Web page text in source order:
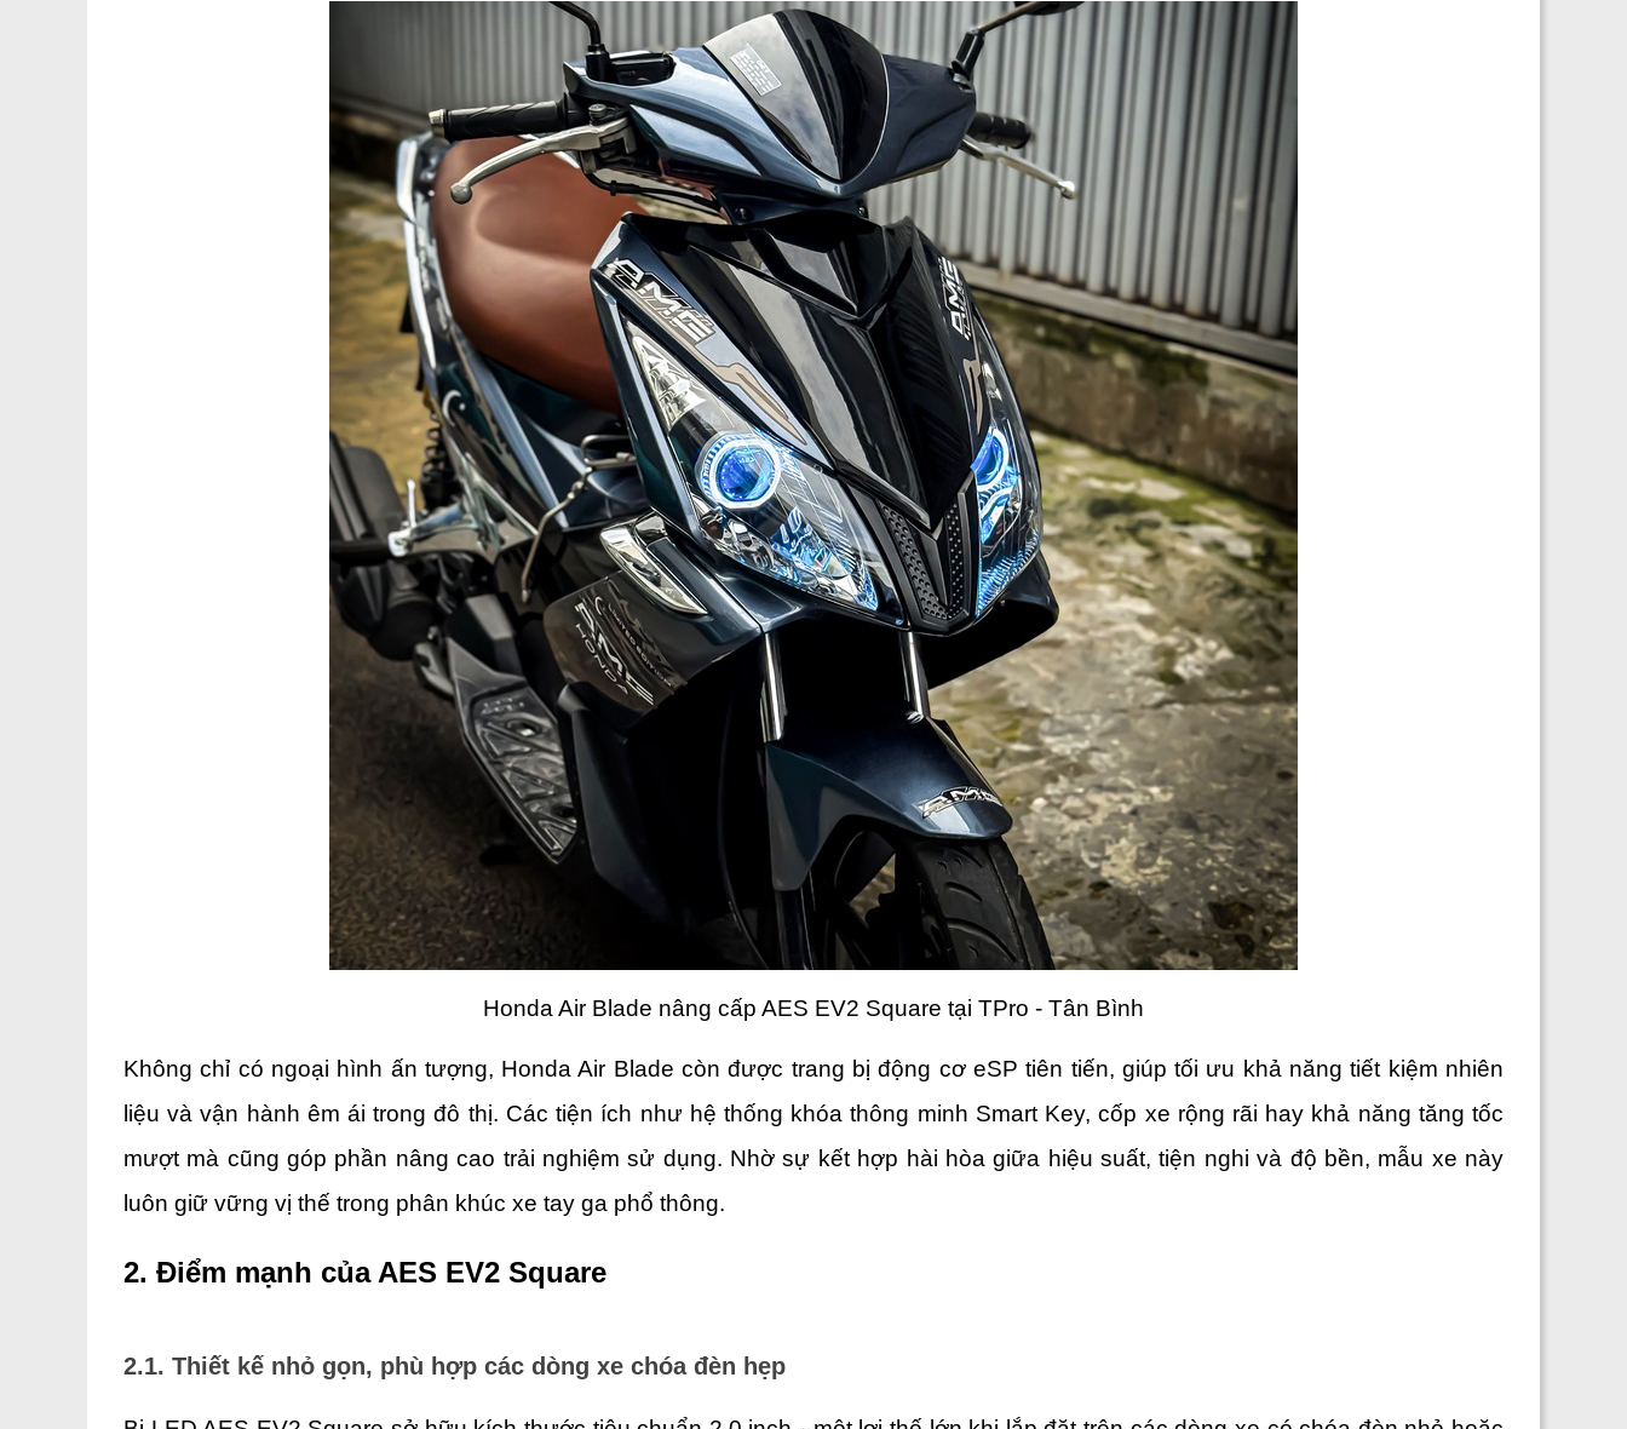
Honda Air Blade nâng cấp AES EV2 Square tại TPro - Tân Bình
Không chỉ có ngoại hình ấn tượng, Honda Air Blade còn được trang bị động cơ eSP tiên tiến, giúp tối ưu khả năng tiết kiệm nhiên
liệu và vận hành êm ái trong đô thị. Các tiện ích như hệ thống khóa thông minh Smart Key, cốp xe rộng rãi hay khả năng tăng tốc
mượt mà cũng góp phần nâng cao trải nghiệm sử dụng. Nhờ sự kết hợp hài hòa giữa hiệu suất, tiện nghi và độ bền, mẫu xe này
luôn giữ vững vị thế trong phân khúc xe tay ga phổ thông.
2. Điểm mạnh của AES EV2 Square
2.1. Thiết kế nhỏ gọn, phù hợp các dòng xe chóa đèn hẹp